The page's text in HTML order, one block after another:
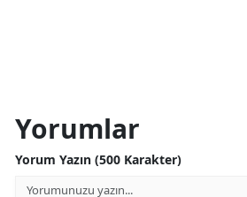
Yorumlar
Yorum Yazın (500 Karakter)